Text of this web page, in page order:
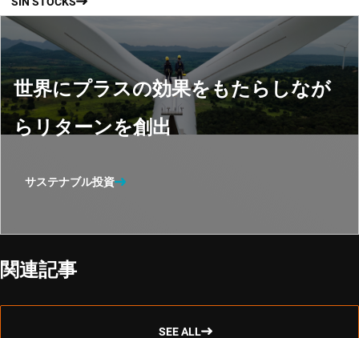
世界にプラスの効果をもたらしなが
らリターンを創出
サステナブル投資
関連記事
SEE ALL